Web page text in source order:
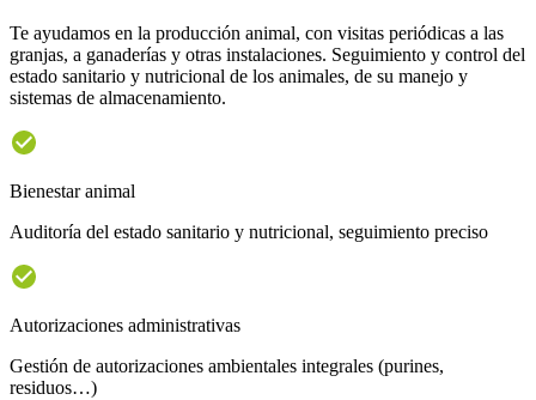
Te ayudamos en la producción animal, con visitas periódicas a las
granjas, a ganaderías y otras instalaciones. Seguimiento y control del
estado sanitario y nutricional de los animales, de su manejo y
sistemas de almacenamiento.
Bienestar animal
Auditoría del estado sanitario y nutricional, seguimiento preciso
Autorizaciones administrativas
Gestión de autorizaciones ambientales integrales (purines,
residuos…)